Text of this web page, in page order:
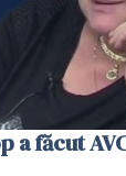
a făcut